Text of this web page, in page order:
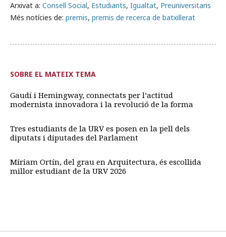
Arxivat a: Consell Social, Estudiants, Igualtat, Preuniversitaris
Més notícies de: premis, premis de recerca de batxillerat
SOBRE EL MATEIX TEMA
Gaudí i Hemingway, connectats per l’actitud
modernista innovadora i la revolució de la forma
Tres estudiants de la URV es posen en la pell dels
diputats i diputades del Parlament
Míriam Ortín, del grau en Arquitectura, és escollida
millor estudiant de la URV 2026